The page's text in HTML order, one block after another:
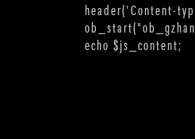
header('Content-type:
echo $js_content;